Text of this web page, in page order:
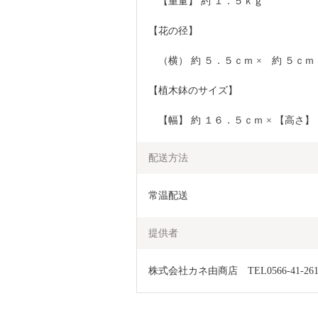
【花の径】
（横） 約 ５．５ｃｍ ×　約 ５ｃｍ
【植木鉢のサイズ】
【幅】 約 １６．５ｃｍ × 【高さ】
配送方法
常温配送
提供者
株式会社カネ由商店　TEL0566-41-